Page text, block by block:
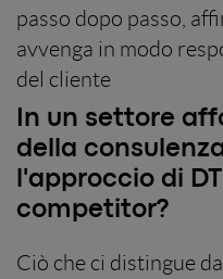
passo dopo passo,
avvenga in modo
del cliente
In un settore
della
l'approccio di
competitor?
Ciò che ci distingue